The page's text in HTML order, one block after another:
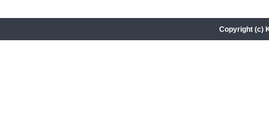
Copyright (c)